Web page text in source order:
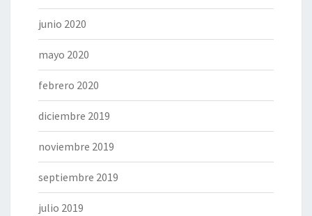
junio 2020
mayo 2020
febrero 2020
diciembre 2019
noviembre 2019
septiembre 2019
julio 2019